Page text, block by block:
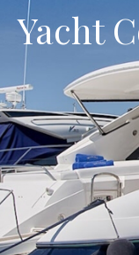
Yacht